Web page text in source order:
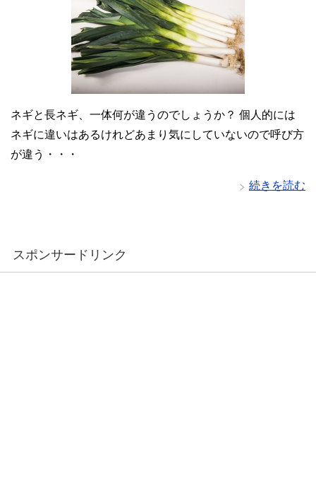
ネギと長ネギ、一体何が違うのでしょうか？ 個人的には
ネギに違いはあるけれどあまり気にしていないので呼び方
が違う・・・
続きを読む
スポンサードリンク